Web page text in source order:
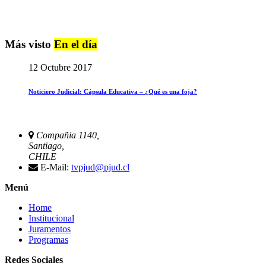
Más visto En el día
12 Octubre 2017
Noticiero Judicial: Cápsula Educativa – ¿Qué es una foja?
Compañia 1140,
Santiago,
CHILE
E-Mail: tvpjud@pjud.cl
Menú
Home
Institucional
Juramentos
Programas
Redes Sociales